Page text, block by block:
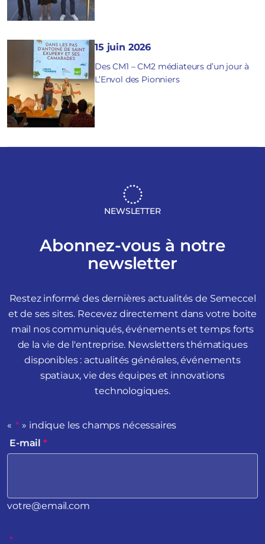
15 juin 2026
Des CM1 – CM2 médiateurs d’un jour à
L’Envol des Pionniers
NEWSLETTER
Abonnez-vous à notre
newsletter
Restez informé des dernières actualités de Semeccel
et de ses sites. Recevez directement dans votre boite
mail nos communiqués, événements et temps forts
de la vie de l'entreprise. Newsletters thématiques
disponibles : actualités générales, événements
spatiaux, vie des équipes et innovations
technologiques.
« * » indique les champs nécessaires
E-mail *
votre@email.com
*